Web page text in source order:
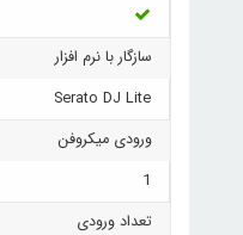
سازگار با نرم افزار
Serato DJ Lite
ورودی میکروفن
1
تعداد ورودی